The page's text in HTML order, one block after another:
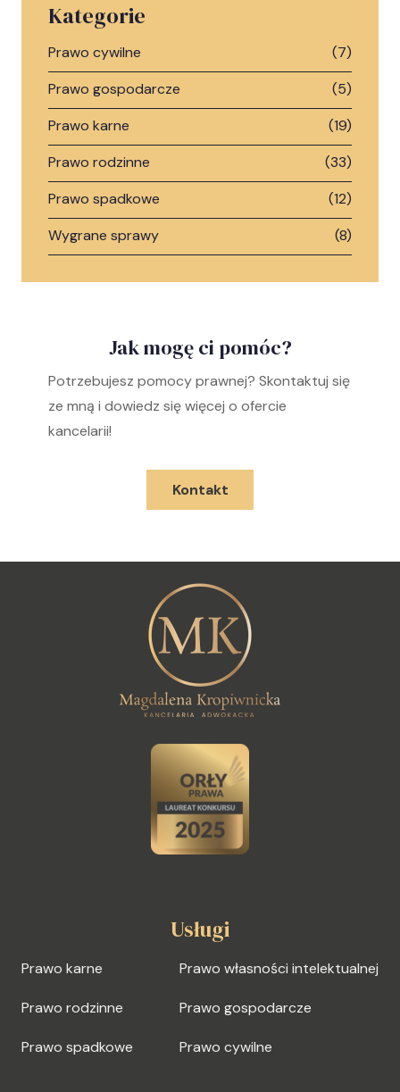
Kategorie
Prawo cywilne
(7)
Prawo gospodarcze
(5)
Prawo karne
(19)
Prawo rodzinne
(33)
Prawo spadkowe
(12)
Wygrane sprawy
(8)
Jak mogę ci pomóc?
Potrzebujesz pomocy prawnej? Skontaktuj się
ze mną i dowiedz się więcej o ofercie
kancelarii!
Kontakt
Usługi
Prawo karne
Prawo rodzinne
Prawo spadkowe
Prawo własności intelektualnej
Prawo gospodarcze
Prawo cywilne